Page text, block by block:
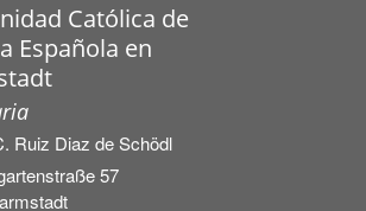
Católica de
Española en
Ruiz Diaz de Schödl
57